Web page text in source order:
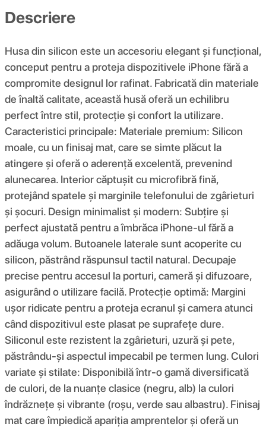
Descriere
Husa din silicon este un accesoriu elegant și funcțional,
conceput pentru a proteja dispozitivele iPhone fără a
compromite designul lor rafinat. Fabricată din materiale
de înaltă calitate, această husă oferă un echilibru
perfect între stil, protecție și confort la utilizare.
Caracteristici principale: Materiale premium: Silicon
moale, cu un finisaj mat, care se simte plăcut la
atingere și oferă o aderență excelentă, prevenind
alunecarea. Interior căptușit cu microfibră fină,
protejând spatele și marginile telefonului de zgârieturi
și șocuri. Design minimalist și modern: Subțire și
perfect ajustată pentru a îmbrăca iPhone-ul fără a
adăuga volum. Butoanele laterale sunt acoperite cu
silicon, păstrând răspunsul tactil natural. Decupaje
precise pentru accesul la porturi, cameră și difuzoare,
asigurând o utilizare facilă. Protecție optimă: Margini
ușor ridicate pentru a proteja ecranul și camera atunci
când dispozitivul este plasat pe suprafețe dure.
Siliconul este rezistent la zgârieturi, uzură și pete,
păstrându-și aspectul impecabil pe termen lung. Culori
variate și stilate: Disponibilă într-o gamă diversificată
de culori, de la nuanțe clasice (negru, alb) la culori
îndrăznețe și vibrante (roșu, verde sau albastru). Finisaj
mat care împiedică apariția amprentelor și oferă un